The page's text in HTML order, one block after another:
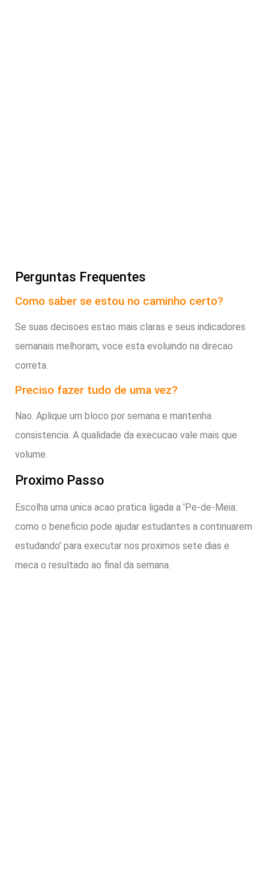
Perguntas Frequentes
Como saber se estou no caminho certo?
Se suas decisoes estao mais claras e seus indicadores
semanais melhoram, voce esta evoluindo na direcao
correta.
Preciso fazer tudo de uma vez?
Nao. Aplique um bloco por semana e mantenha
consistencia. A qualidade da execucao vale mais que
volume.
Proximo Passo
Escolha uma unica acao pratica ligada a 'Pe-de-Meia:
como o beneficio pode ajudar estudantes a continuarem
estudando' para executar nos proximos sete dias e
meca o resultado ao final da semana.